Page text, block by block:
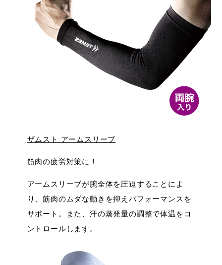
ザムスト アームスリーブ
筋肉の疲労対策に！
アームスリーブが腕全体を圧迫することによ
り、筋肉のムダな動きを抑えパフォーマンスを
サポート。また、汗の蒸発量の調整で体温をコ
ントロールします。